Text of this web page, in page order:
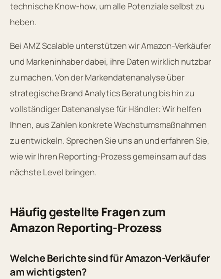
technische Know-how, um alle Potenziale selbst zu
heben.
Bei AMZ Scalable unterstützen wir Amazon-Verkäufer
und Markeninhaber dabei, ihre Daten wirklich nutzbar
zu machen. Von der Markendatenanalyse über
strategische Brand Analytics Beratung bis hin zu
vollständiger Datenanalyse für Händler: Wir helfen
Ihnen, aus Zahlen konkrete Wachstumsmaßnahmen
zu entwickeln. Sprechen Sie uns an und erfahren Sie,
wie wir Ihren Reporting-Prozess gemeinsam auf das
nächste Level bringen.
Häufig gestellte Fragen zum
Amazon Reporting-Prozess
Welche Berichte sind für Amazon-Verkäufer
am wichtigsten?